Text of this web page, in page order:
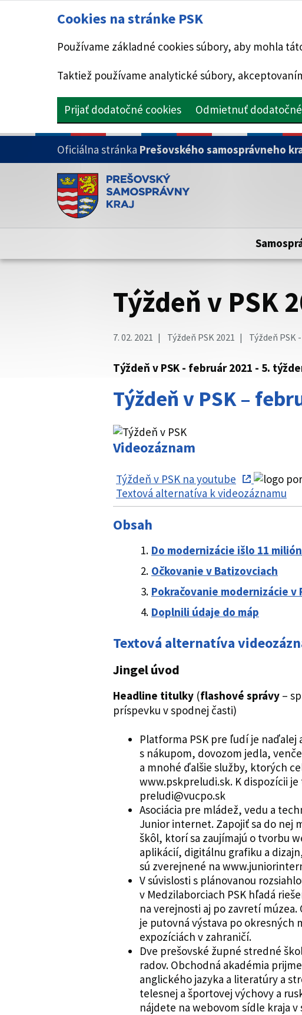
Cookies na stránke PSK
Používame základné cookies súbory, aby mohla
Taktiež používame analytické súbory,
Prijať dodatočné cookies Odmietnuť
PRESKOČIŤ NA HLAVNÝ OBSAH
Oficiálna stránka Prešovského samosprávneho
Doména psk.sk je oficiálna
Toto je oficiálna webová stránka Prešovského
Týždeň v PSK
7. 02. 2021 Týždeň PSK 2021 Týždeň PSK
Týždeň v PSK - február 2021 - 5.
Týždeň v PSK –
Týždeň v PSK na youtube
Textová alternatíva k videozáznamu
Videozáznam
Obsah
Do modernizácie išlo 11
Očkovanie v Batizovciach
Pokračovanie modernizácie v
Doplnili údaje do máp
Textová alternatíva
Jingel úvod
Headline titulky (flashové správy –
príspevku v spodnej časti)
Platforma PSK pre ľudí je
s nákupom, dovozom jedla,
a mnohé ďalšie služby, ktorých
www.pskpreludi.sk. K dispozícii je
preludi@vucpo.sk
Asociácia pre mládež, vedu a
Junior internet. Zapojiť sa do nej
škôl, ktorí sa zaujímajú o tvorbu
aplikácií, digitálnu grafiku a
sú zverejnené na
V súvislosti s plánovanou
v Medzilaborciach PSK hľadá
na verejnosti aj po zavretí
je putovná výstava po okresných
expozíciách v zahraničí.
Dve prešovské župné stredné
radov. Obchodná akadémia
anglického jazyka a literatúry a
telesnej a športovej výchovy a
nájdete na webovom sídle kraja